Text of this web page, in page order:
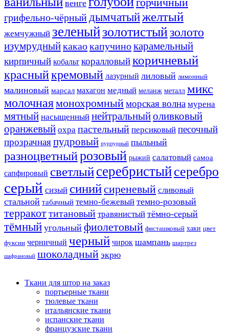
венге
грифельно-чёрный дымчатыйжелтый
жемчужный зеленыйзолотистыйзолото
изумрудныйкакаокапучинокарамельный
кирпичный кобальт коралловыйкоричневый
красныйкремовый лазурный лиловый лимонный
малиновый марсал махагон медный меланж металл микс
молочнаямонохромныйморская волна мурена
мятный насыщенный нейтральныйоливковый
оранжевый охра пастельный персиковый песочный
прозрачнаяпудровый пурпурный пыльный
разноцветныйрозовый рыжий салатовый самоа
сапфировый светлыйсеребристыйсеребро
серый сизый синийсиреневый сливовый
стальной табачный темно-бежевый темно-розовый
терракоттитановый травянистый тёмно-серый
тёмный угольный фиолетовый фисташковый хаки цвет
фуксии черничный черный чирок шампань шартрез
шафрановый шоколадный экрю
Ткани для штор на заказ
портьерные ткани
тюлевые ткани
итальянские ткани
испанские ткани
французские ткани